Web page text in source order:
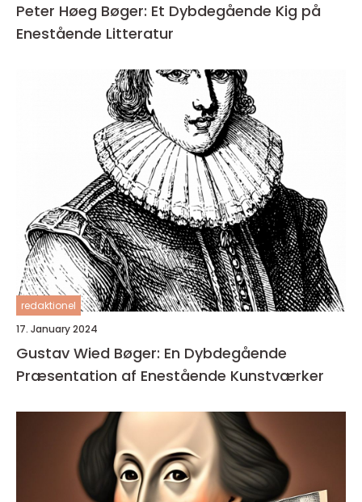
Peter Høeg Bøger: Et Dybdegående Kig på
Enestående Litteratur
redaktionel
17. January 2024
Gustav Wied Bøger: En Dybdegående
Præsentation af Enestående Kunstværker